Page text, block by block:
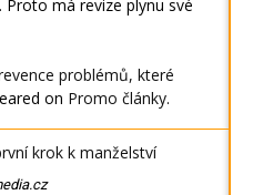
má revize plynu své
problémů, které
on Promo články.
krok k manželství